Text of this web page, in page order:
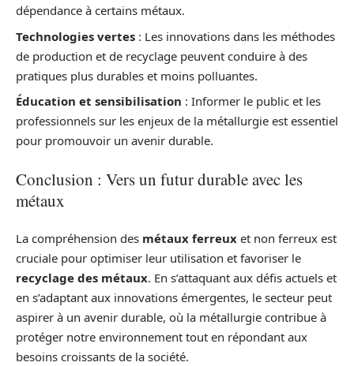
dépendance à certains métaux.
Technologies vertes : Les innovations dans les méthodes
de production et de recyclage peuvent conduire à des
pratiques plus durables et moins polluantes.
Éducation et sensibilisation : Informer le public et les
professionnels sur les enjeux de la métallurgie est essentiel
pour promouvoir un avenir durable.
Conclusion : Vers un futur durable avec les
métaux
La compréhension des métaux ferreux et non ferreux est
cruciale pour optimiser leur utilisation et favoriser le
recyclage des métaux. En s’attaquant aux défis actuels et
en s’adaptant aux innovations émergentes, le secteur peut
aspirer à un avenir durable, où la métallurgie contribue à
protéger notre environnement tout en répondant aux
besoins croissants de la société.